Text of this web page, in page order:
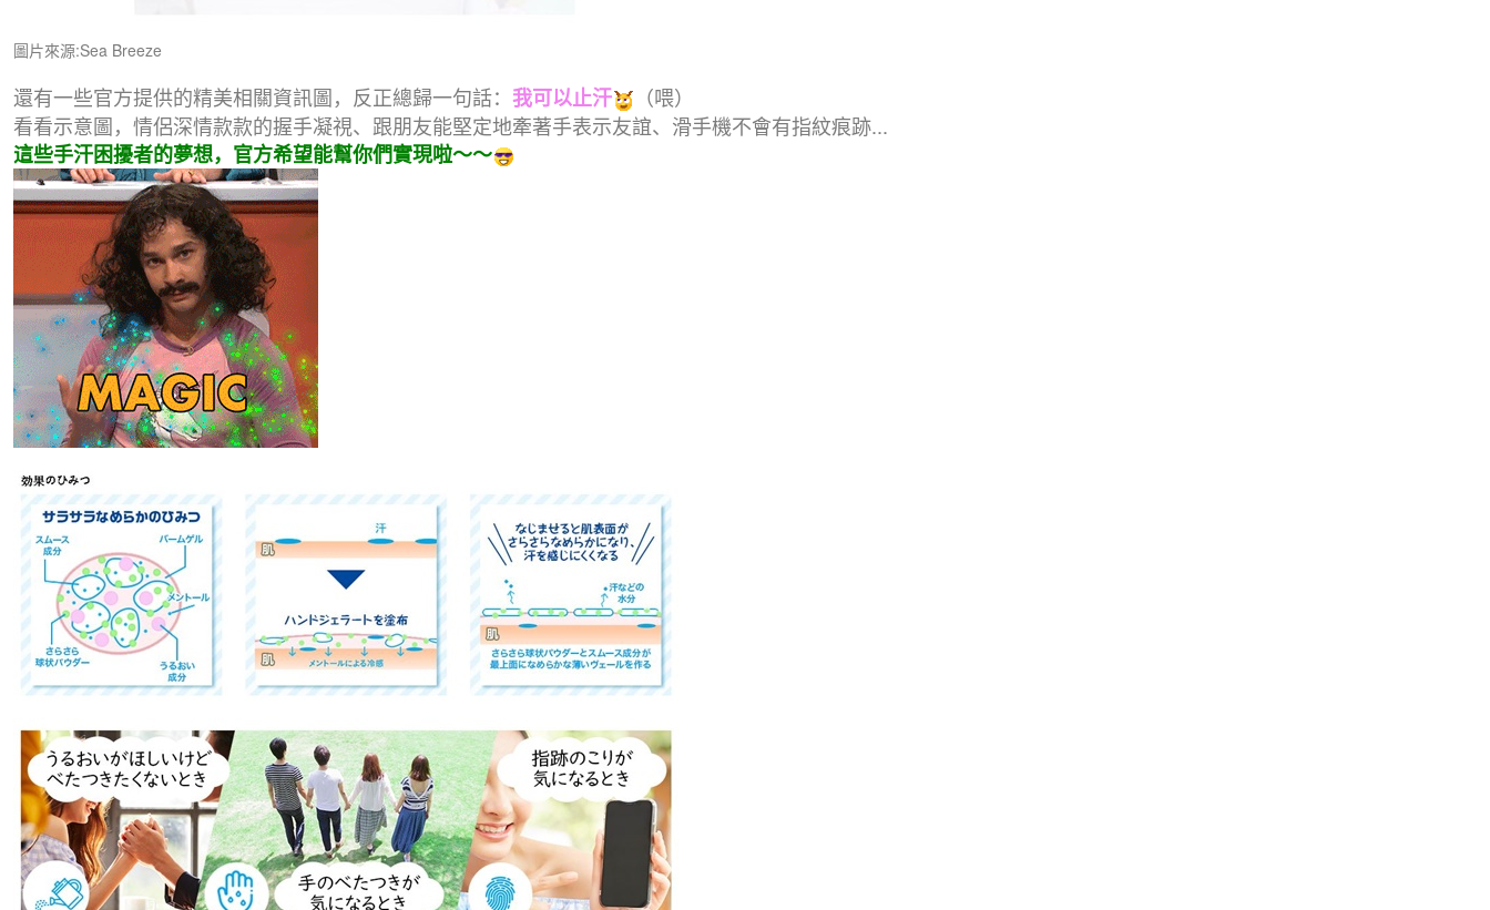
圖片來源:Sea Breeze
還有一些官方提供的精美相關資訊圖，反正總歸一句話： 我可以止汗
（喂）
看看示意圖，情侶深情款款的握手凝視、跟朋友能堅定地牽著手表示友誼、滑手機不會有指紋痕跡...
這些手汗困擾者的夢想，官方希望能幫你們實現啦～～